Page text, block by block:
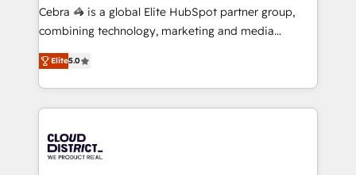
boost with a new HubSpot site Recognized leaders:
🏆 HubSpot Platform Migration Impact Award 🏆
Inbound Campaign of the Year 🏆 Gold AVA Digital
Award for Best Website 🌟 Accreditations: CRM
Cebra 🦓 is a global Elite HubSpot partner group,
combining technology, marketing and media
expertise across Latin America and Southern
Europe, with teams across 7 countries. Born in Chile,
we combine local insight with international reach to
help businesses grow through technology, creativity,
500+ HubSpot implementations, building end-to-
end solutions that integrate CRM, AI automation,
Elite5.0